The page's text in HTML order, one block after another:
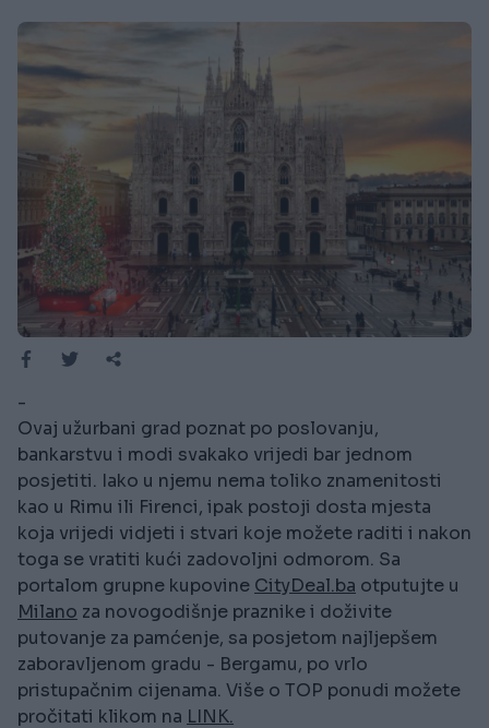
-
Ovaj užurbani grad poznat po poslovanju,
bankarstvu i modi svakako vrijedi bar jednom
posjetiti. Iako u njemu nema toliko znamenitosti
kao u Rimu ili Firenci, ipak postoji dosta mjesta
koja vrijedi vidjeti i stvari koje možete raditi i nakon
toga se vratiti kući zadovoljni odmorom. Sa
portalom grupne kupovine CityDeal.ba otputujte u
Milano za novogodišnje praznike i doživite
putovanje za pamćenje, sa posjetom najljepšem
zaboravljenom gradu - Bergamu, po vrlo
pristupačnim cijenama. Više o TOP ponudi možete
pročitati klikom na LINK.